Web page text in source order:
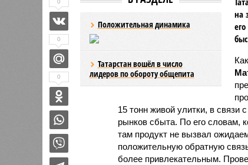
Положительная динамика
Татарстан вошёл в число
лидеров по обороту общепита
на
Как
15 тонн живой улитки, в
рынков сбыта. По его словам,
там продукт не вызвал
положительную обратную
более привлекательным.
0
0